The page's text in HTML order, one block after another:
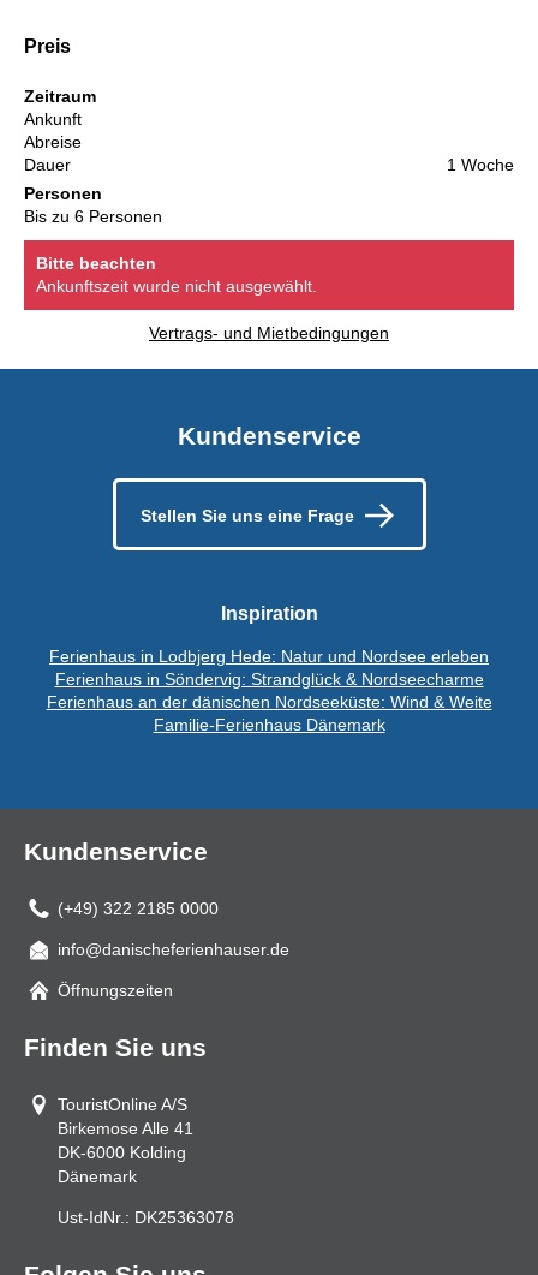
Preis
Zeitraum
Ankunft
Abreise
Dauer
1 Woche
Personen
Bis zu 6 Personen
Bitte beachten
Ankunftszeit wurde nicht ausgewählt.
Vertrags- und Mietbedingungen
Kundenservice
Stellen Sie uns eine Frage
Inspiration
Ferienhaus in Lodbjerg Hede: Natur und Nordsee erleben
Ferienhaus in Söndervig: Strandglück & Nordseecharme
Ferienhaus an der dänischen Nordseeküste: Wind & Weite
Familie-Ferienhaus Dänemark
Kundenservice
(+49) 322 2185 0000
Mail
info@danischeferienhauser.de
Öffnungszeiten
Finden Sie uns
TouristOnline A/S
Birkemose Alle 41
DK-6000 Kolding
Dänemark
Ust-IdNr.: DK25363078